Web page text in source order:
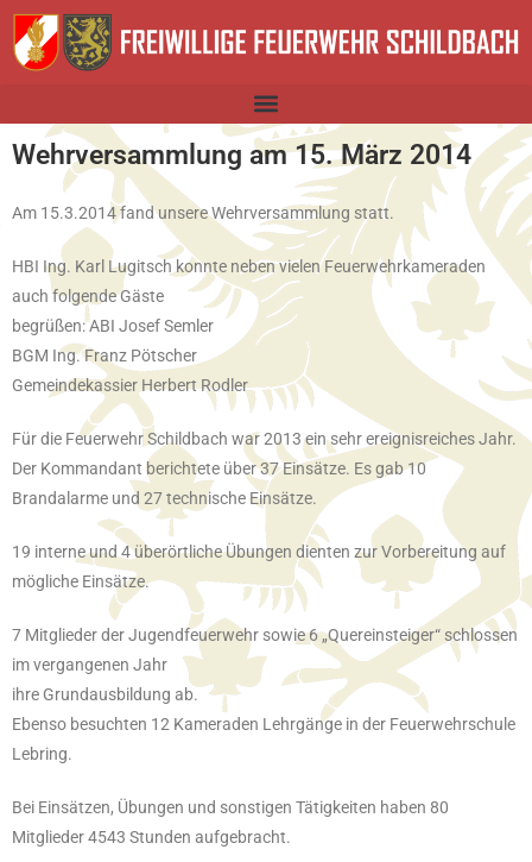
Wehrversammlung am 15. März 2014
Am 15.3.2014 fand unsere Wehrversammlung statt.
HBI Ing. Karl Lugitsch konnte neben vielen Feuerwehrkameraden
auch folgende Gäste
begrüßen: ABI Josef Semler
BGM Ing. Franz Pötscher
Gemeindekassier Herbert Rodler
Für die Feuerwehr Schildbach war 2013 ein sehr ereignisreiches Jahr.
Der Kommandant berichtete über 37 Einsätze. Es gab 10
Brandalarme und 27 technische Einsätze.
19 interne und 4 überörtliche Übungen dienten zur Vorbereitung auf
mögliche Einsätze.
7 Mitglieder der Jugendfeuerwehr sowie 6 „Quereinsteiger“ schlossen
im vergangenen Jahr
ihre Grundausbildung ab.
Ebenso besuchten 12 Kameraden Lehrgänge in der Feuerwehrschule
Lebring.
Bei Einsätzen, Übungen und sonstigen Tätigkeiten haben 80
Mitglieder 4543 Stunden aufgebracht.